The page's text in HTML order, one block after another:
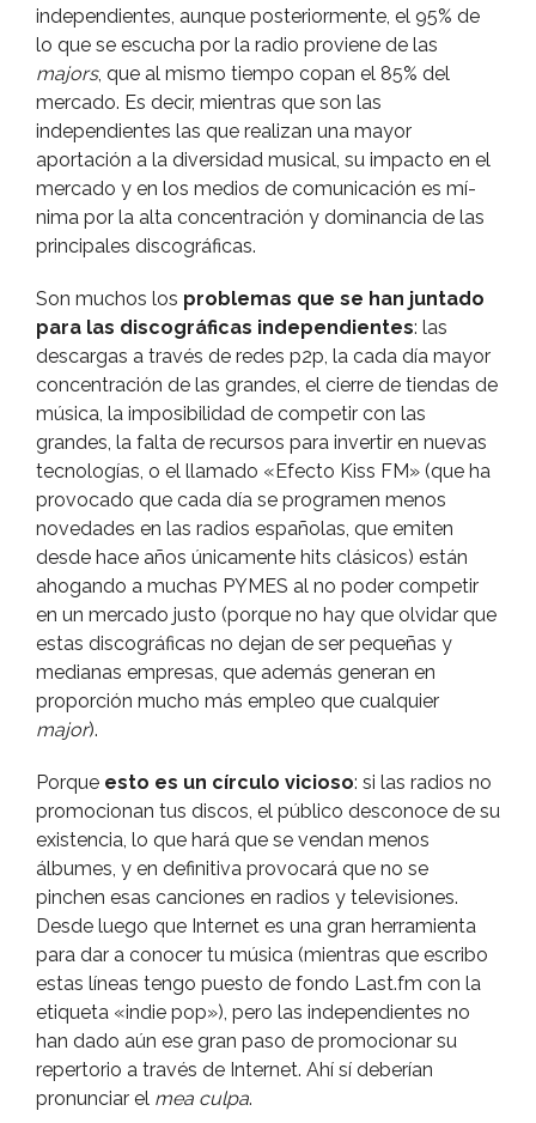
independientes, aunque posteriormente, el 95% de
lo que se escucha por la radio proviene de las
majors, que al mismo tiempo copan el 85% del
mercado. Es decir, mientras que son las
independientes las que realizan una mayor
aportación a la diversidad musical, su impacto en el
mercado y en los medios de comunicación es mí­
nima por la alta concentración y dominancia de las
principales discográficas.
Son muchos los problemas que se han juntado
para las discográficas independientes: las
descargas a través de redes p2p, la cada dí­a mayor
concentración de las grandes, el cierre de tiendas de
música, la imposibilidad de competir con las
grandes, la falta de recursos para invertir en nuevas
tecnologí­as, o el llamado «Efecto Kiss FM» (que ha
provocado que cada dí­a se programen menos
novedades en las radios españolas, que emiten
desde hace años únicamente hits clásicos) están
ahogando a muchas PYMES al no poder competir
en un mercado justo (porque no hay que olvidar que
estas discográficas no dejan de ser pequeñas y
medianas empresas, que además generan en
proporción mucho más empleo que cualquier
major).
Porque esto es un cí­rculo vicioso: si las radios no
promocionan tus discos, el público desconoce de su
existencia, lo que hará que se vendan menos
álbumes, y en definitiva provocará que no se
pinchen esas canciones en radios y televisiones.
Desde luego que Internet es una gran herramienta
para dar a conocer tu música (mientras que escribo
estas lí­neas tengo puesto de fondo Last.fm con la
etiqueta «indie pop»), pero las independientes no
han dado aún ese gran paso de promocionar su
repertorio a través de Internet. Ahí­ sí­ deberí­an
pronunciar el mea culpa.